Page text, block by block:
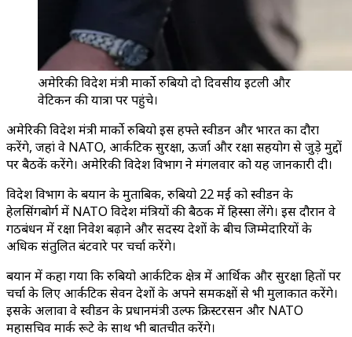
अमेरिकी विदेश मंत्री मार्को रुबियो दो दिवसीय इटली और
वेटिकन की यात्रा पर पहुंचे।
अमेरिकी विदेश मंत्री मार्को रुबियो इस हफ्ते स्वीडन और भारत का दौरा
करेंगे, जहां वे NATO, आर्कटिक सुरक्षा, ऊर्जा और रक्षा सहयोग से जुड़े मुद्दों
पर बैठकें करेंगे। अमेरिकी विदेश विभाग ने मंगलवार को यह जानकारी दी।
विदेश विभाग के बयान के मुताबिक, रुबियो 22 मई को स्वीडन के
हेलसिंगबोर्ग में NATO विदेश मंत्रियों की बैठक में हिस्सा लेंगे। इस दौरान वे
गठबंधन में रक्षा निवेश बढ़ाने और सदस्य देशों के बीच जिम्मेदारियों के
अधिक संतुलित बंटवारे पर चर्चा करेंगे।
बयान में कहा गया कि रुबियो आर्कटिक क्षेत्र में आर्थिक और सुरक्षा हितों पर
चर्चा के लिए आर्कटिक सेवन देशों के अपने समकक्षों से भी मुलाकात करेंगे।
इसके अलावा वे स्वीडन के प्रधानमंत्री उल्फ क्रिस्टरसन और NATO
महासचिव मार्क रूटे के साथ भी बातचीत करेंगे।